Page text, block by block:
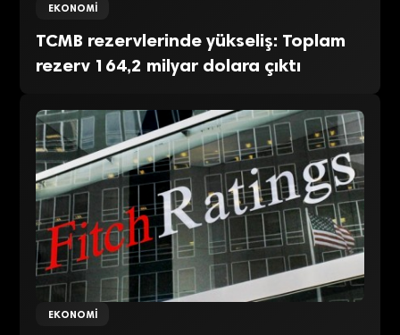
EKONOMI
TCMB rezervlerinde yükseliş: Toplam
rezerv 164,2 milyar dolara çıktı
EKONOMI